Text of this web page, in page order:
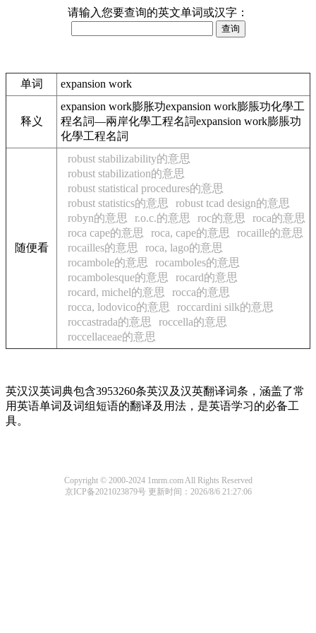
请输入您要查询的英文单词或汉字：
单词 expansion work
释义
expansion work膨胀功expansion work膨脹功化學工
程名詞—兩岸化學工程名詞expansion work膨脹功
化學工程名詞
随便看
robust stabilizability的意思
robust stabilization的意思
robust statistical procedures的意思
robust statistics的意思
robust tcad design的意思
robyn的意思
r.o.c.的意思 roc的意思
roca的意思
roca cape的意思
roca, cape的意思
rocaille的意思
rocailles的意思
roca, lago的意思
rocambole的意思
rocamboles的意思
rocambolesque的意思
rocard的意思
rocard, michel的意思
rocca的意思
rocca, lodovico的意思
roccardini silk的意思
roccastrada的意思
roccella的意思
roccellaceae的意思
英汉汉英词典包含3953260条英汉及汉英翻译词条，涵盖了常
用英语单词及词组短语的翻译及用法，是英语学习的必备工
具。
Copyright © 2000-2024 1mrm.com All Rights Reserved
京ICP备2021023879号 更新时间：2026/8/6 21:27:06